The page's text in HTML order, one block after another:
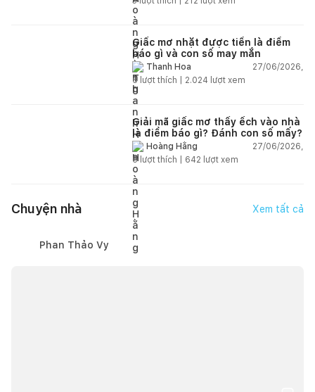
Giấc mơ nhặt được tiền là điềm
báo gì và con số may mắn
Thanh Hoa
27/06/2026,
6 lượt thích | 2.024 lượt xem
Giải mã giấc mơ thấy ếch vào nhà
là điềm báo gì? Đánh con số mấy?
Hoàng Hằng
27/06/2026,
6lượt thích | 642 lượt xem
Chuyện nhà Xem tất cả
Phan Thảo Vy